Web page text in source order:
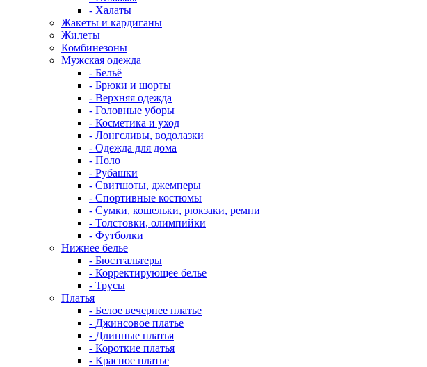
- Халаты
Жакеты и кардиганы
Жилеты
Комбинезоны
Мужская одежда
- Бельё
- Брюки и шорты
- Верхняя одежда
- Головные уборы
- Косметика и уход
- Лонгсливы, водолазки
- Одежда для дома
- Поло
- Рубашки
- Свитшоты, джемперы
- Спортивные костюмы
- Сумки, кошельки, рюкзаки, ремни
- Толстовки, олимпийки
- Футболки
Нижнее белье
- Бюстгальтеры
- Корректирующее белье
- Трусы
Платья
- Белое вечернее платье
- Джинсовое платье
- Длинные платья
- Короткие платья
- Красное платье